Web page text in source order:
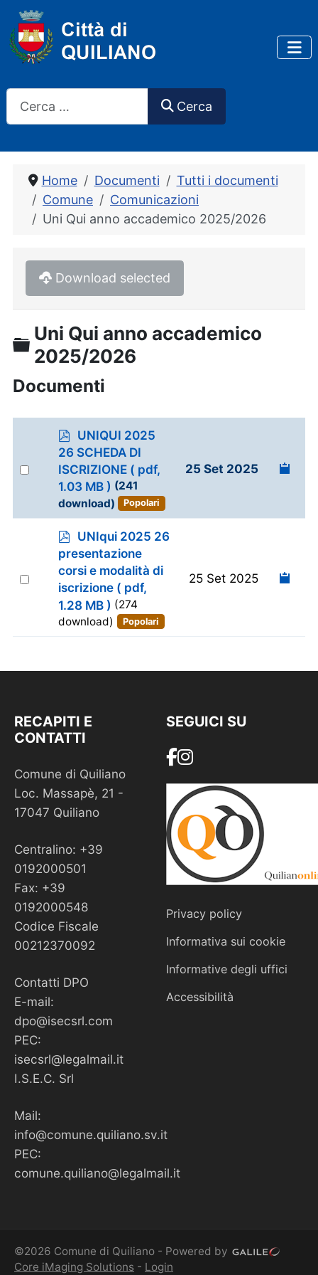
Cerca
Home Documenti
Tutti i documenti
Comune
Comunicazioni
Uni Qui anno accademico 2025/2026
Download selected
Cartella
Uni Qui anno accademico
2025/2026
Documenti
Select
p
d
f
UNIQUI 2025
26 SCHEDA DI
ISCRIZIONE ( pdf,
1.03 MB ) (241
download)
Popolari
25 Set 2025
Select
p
d
f
UNIqui 2025 26
presentazione
corsi e modalità di
iscrizione ( pdf,
1.28 MB ) (274
download)
Popolari
25 Set 2025
RECAPITI E
CONTATTI
Comune di Quiliano
Loc. Massapè, 21 -
17047 Quiliano
Centralino: +39
0192000501
Fax: +39
0192000548
Codice Fiscale
00212370092
Contatti DPO
E-mail:
dpo@isecsrl.com
PEC:
isecsrl@legalmail.it
I.S.E.C. Srl
Mail:
info@comune.quiliano.sv.it
PEC:
comune.quiliano@legalmail.it
SEGUICI SU
Privacy policy
Informativa sui cookie
Informative degli uffici
Accessibilità
©2026 Comune di Quiliano - Powered by
Core iMaging Solutions - Login